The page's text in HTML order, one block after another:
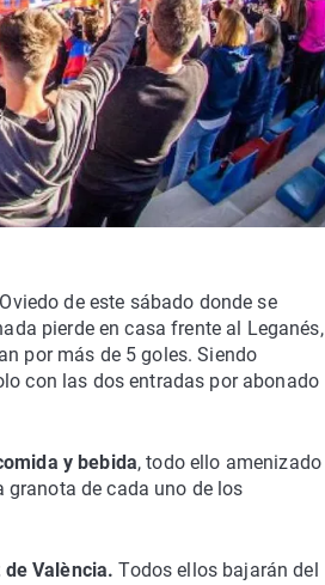
de este sábado donde se
pierde en casa frente al Leganés,
por más de 5 goles. Siendo
con las dos entradas por abonado
y bebida, todo ello amenizado
de cada uno de los
València. Todos ellos bajarán del